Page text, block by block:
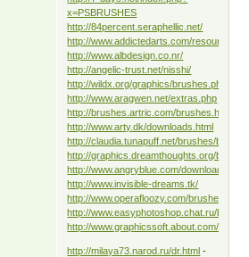
x=PSBRUSHES
http://84percent.seraphellic.net/
http://www.addictedarts.com/resources/
http://www.albdesign.co.nr/
http://angelic-trust.net/nisshi/
http://wildx.org/graphics/brushes.php
http://www.aragwen.net/extras.php
http://brushes.artric.com/brushes.html
http://www.arty.dk/downloads.html
http://claudia.tunapuff.net/brushes/
http://graphics.dreamthoughts.org/
http://www.angryblue.com/
http://www.invisible-dreams.tk/
http://www.operafloozy.com/brushes/
http://www.easyphotoshop.chat.ru/brush/
http://www.graphicssoft.about.com/od/
http://milaya73.narod.ru/dr.html -